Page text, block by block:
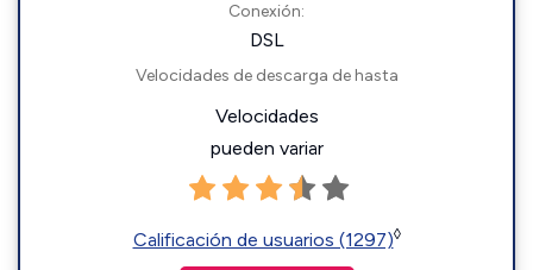
Conexión:
DSL
Velocidades de descarga de hasta
Velocidades
pueden variar
Calificación de usuarios (1297)◊